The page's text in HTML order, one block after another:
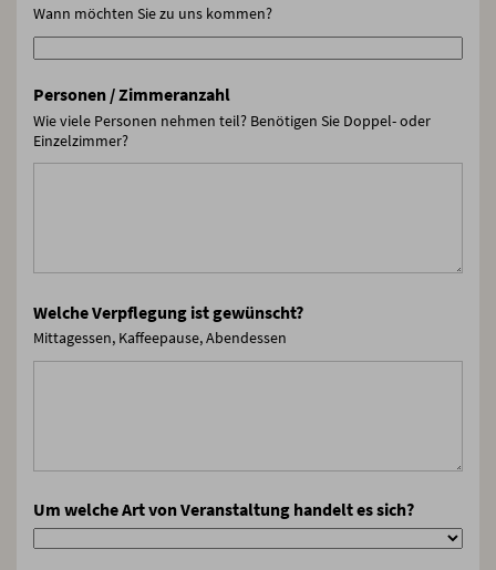
Wann möchten Sie zu uns kommen?
Personen / Zimmeranzahl
Wie viele Personen nehmen teil? Benötigen Sie Doppel- oder
Einzelzimmer?
Welche Verpflegung ist gewünscht?
Mittagessen, Kaffeepause, Abendessen
Um welche Art von Veranstaltung handelt es sich?